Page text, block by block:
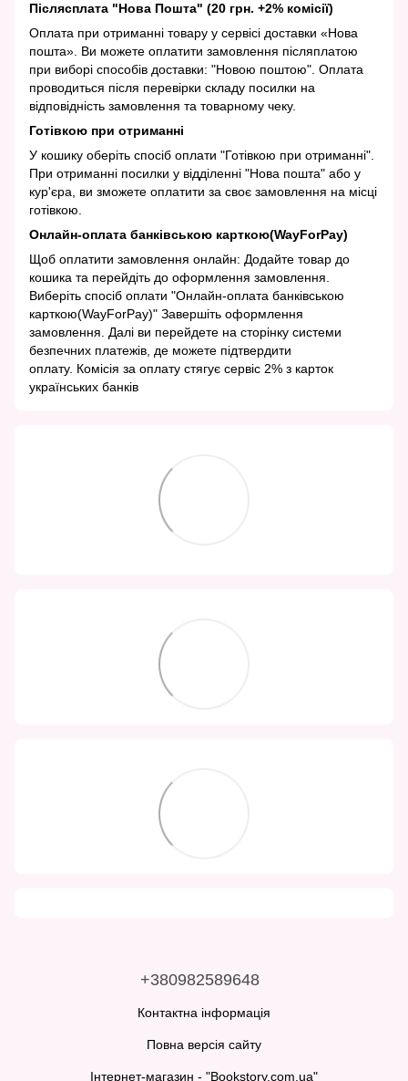
Післясплата "Нова Пошта" (20 грн. +2% комісії)
Оплата при отриманні товару у сервісі доставки «Нова
пошта». Ви можете оплатити замовлення післяплатою
при виборі способів доставки: "Новою поштою". Оплата
проводиться після перевірки складу посилки на
відповідність замовлення та товарному чеку.
Готівкою при отриманні
У кошику оберіть спосіб оплати "Готівкою при отриманні".
При отриманні посилки у відділенні "Нова пошта" або у
кур'єра, ви зможете оплатити за своє замовлення на місці
готівкою.
Онлайн-оплата банківською карткою(WayForPay)
Щоб оплатити замовлення онлайн: Додайте товар до
кошика та перейдіть до оформлення замовлення.
Виберіть спосіб оплати "Онлайн-оплата банківською
карткою(WayForPay)" Завершіть оформлення
замовлення. Далі ви перейдете на сторінку системи
безпечних платежів, де можете підтвердити
оплату. Комісія за оплату стягує сервіс 2% з карток
українських банків
+380982589648
Контактна інформація
Повна версія сайту
Інтернет-магазин - "Bookstory.com.ua"